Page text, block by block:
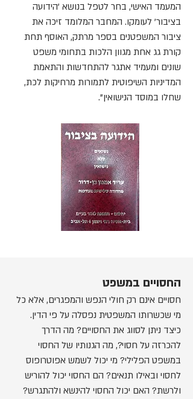
המעמד האישי, בחר לטפל בנושא 'הידועה
בציבור' לעומקו. המחבר המלומד זיכה את
ציבור המשפטנים בספר מרתק, האוסף תחת
קורת גג אחת מגוון הלכות בתחומי משפט
שונים ומעמיד אתגר להתחדשות והתאמת
המדיניות השיפוטית לתמורות מרחיקות לכת,
שחלו במוסד הנישואין".
החסויים במשפט
חסויים אינם רק חולי הנפש והמפגרים, אלא כל
מי שכשרותו המשפטית נפסלה על פי הדין.
כיצד ניתן לסווג את החסויים? מה הדרך
להכרזה על חסוי?, מה הגנותיו של החסוי
במשפט הפלילי? מי יכול לשמש אפוטרופוס
לחסוי ובאילו תנאים? הם החסוי יכול להוריש
ולרשת? האם יכול החסוי להינשא ולהתגרש?